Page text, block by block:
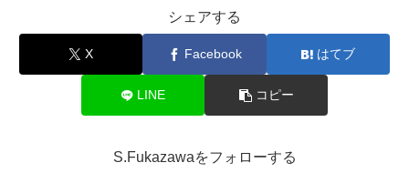
シェアする
X Facebook はてブ
LINE コピー
S.Fukazawaをフォローする